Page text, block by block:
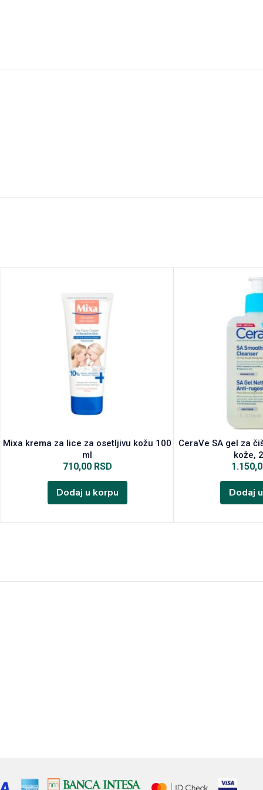
Mixa krema za lice za osetljivu kožu 100
ml
710,00 RSD
Dodaj u korpu
CeraVe SA gel za
kože,
Dodaj